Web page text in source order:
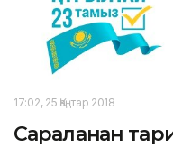
17:02, 25 Қаңтар 2018
Сараланған